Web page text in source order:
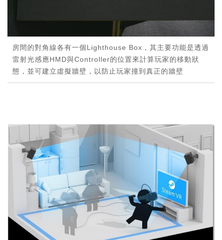
房間的對角線各有一個Lighthouse Box，其主要功能是透過
雷射光感應HMD與Controller的位置來計算玩家的移動狀
態，並可建立虛擬牆壁，以防止玩家撞到真正的牆壁